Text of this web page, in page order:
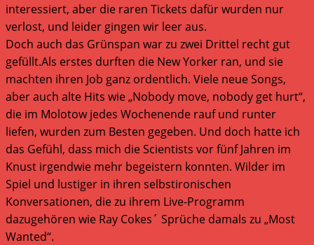
interessiert, aber die raren Tickets dafür wurden nur
verlost, und leider gingen wir leer aus.
Doch auch das Grünspan war zu zwei Drittel recht gut
gefüllt.Als erstes durften die New Yorker ran, und sie
machten ihren Job ganz ordentlich. Viele neue Songs,
aber auch alte Hits wie „Nobody move, nobody get hurt“,
die im Molotow jedes Wochenende rauf und runter
liefen, wurden zum Besten gegeben. Und doch hatte ich
das Gefühl, dass mich die Scientists vor fünf Jahren im
Knust irgendwie mehr begeistern konnten. Wilder im
Spiel und lustiger in ihren selbstironischen
Konversationen, die zu ihrem Live-Programm
dazugehören wie Ray Cokes´ Sprüche damals zu „Most
Wanted“.